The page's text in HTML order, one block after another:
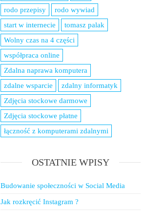
rodo przepisy
rodo wywiad
start w internecie
tomasz palak
Wolny czas na 4 części
współpraca online
Zdalna naprawa komputera
zdalne wsparcie
zdalny informatyk
Zdjęcia stockowe darmowe
Zdjęcia stockowe płatne
łączność z komputerami zdalnymi
OSTATNIE WPISY
Budowanie społeczności w Social Media
Jak rozkręcić Instagram ?